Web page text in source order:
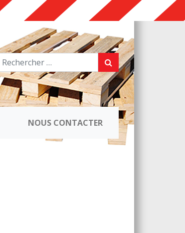
NOUS CONTACTER